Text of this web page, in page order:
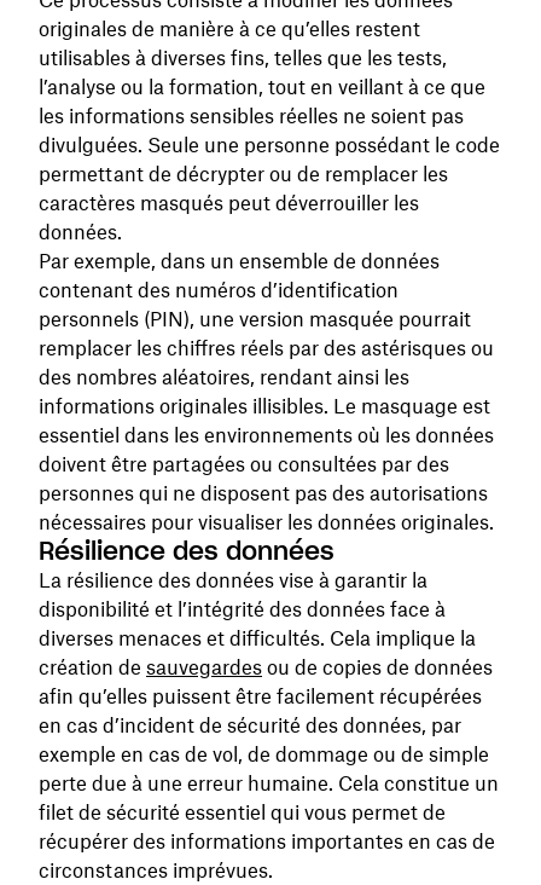
originales de manière à ce qu’elles restent
utilisables à diverses fins, telles que les tests,
l’analyse ou la formation, tout en veillant à ce que
les informations sensibles réelles ne soient pas
divulguées. Seule une personne possédant le code
permettant de décrypter ou de remplacer les
caractères masqués peut déverrouiller les
données.
Par exemple, dans un ensemble de données
contenant des numéros d’identification
personnels (PIN), une version masquée pourrait
remplacer les chiffres réels par des astérisques ou
des nombres aléatoires, rendant ainsi les
informations originales illisibles. Le masquage est
essentiel dans les environnements où les données
doivent être partagées ou consultées par des
personnes qui ne disposent pas des autorisations
nécessaires pour visualiser les données originales.
Résilience des données
La résilience des données vise à garantir la
disponibilité et l’intégrité des données face à
diverses menaces et difficultés. Cela implique la
création de sauvegardes ou de copies de données
afin qu’elles puissent être facilement récupérées
en cas d’incident de sécurité des données, par
exemple en cas de vol, de dommage ou de simple
perte due à une erreur humaine. Cela constitue un
filet de sécurité essentiel qui vous permet de
récupérer des informations importantes en cas de
circonstances imprévues.